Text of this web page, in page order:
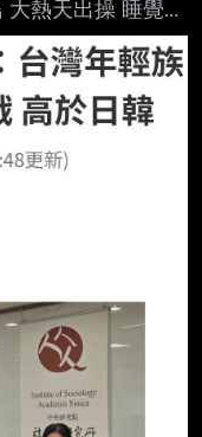
熱天出操 睡覺被
的很慘 卦 -----
--